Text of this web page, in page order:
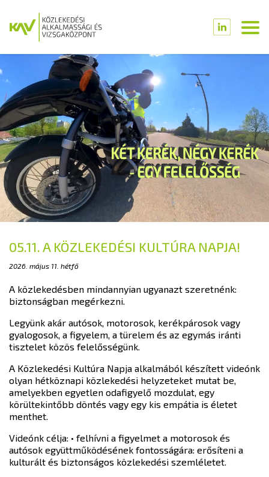
05.11. A KÖZLEKEDÉSI KULTÚRA NAPJA!
2026. május 11. hétfő
A közlekedésben mindannyian ugyanazt szeretnénk:
biztonságban megérkezni.
Legyünk akár autósok, motorosok, kerékpárosok vagy
gyalogosok, a figyelem, a türelem és az egymás iránti
tisztelet közös felelősségünk.
A Közlekedési Kultúra Napja alkalmából készített videónk
olyan hétköznapi közlekedési helyzeteket mutat be,
amelyekben egyetlen odafigyelő mozdulat, egy
körültekintőbb döntés vagy egy kis empátia is életet
menthet.
Videónk célja: • felhívni a figyelmet a motorosok és
autósok együttműködésének fontosságára: erősíteni a
kulturált és biztonságos közlekedési szemléletet.